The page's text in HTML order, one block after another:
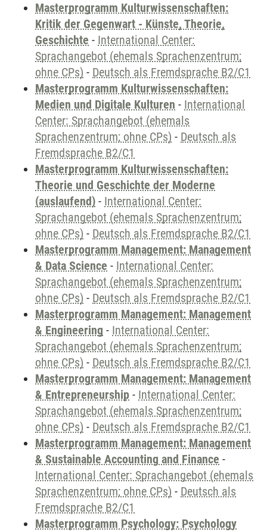
Masterprogramm Kulturwissenschaften:
Kritik der Gegenwart - Künste, Theorie,
Geschichte - International Center:
Sprachangebot (ehemals Sprachenzentrum;
ohne CPs) - Deutsch als Fremdsprache B2/C1
Masterprogramm Kulturwissenschaften:
Medien und Digitale Kulturen - International
Center: Sprachangebot (ehemals
Sprachenzentrum; ohne CPs) - Deutsch als
Fremdsprache B2/C1
Masterprogramm Kulturwissenschaften:
Theorie und Geschichte der Moderne
(auslaufend) - International Center:
Sprachangebot (ehemals Sprachenzentrum;
ohne CPs) - Deutsch als Fremdsprache B2/C1
Masterprogramm Management: Management
& Data Science - International Center:
Sprachangebot (ehemals Sprachenzentrum;
ohne CPs) - Deutsch als Fremdsprache B2/C1
Masterprogramm Management: Management
& Engineering - International Center:
Sprachangebot (ehemals Sprachenzentrum;
ohne CPs) - Deutsch als Fremdsprache B2/C1
Masterprogramm Management: Management
& Entrepreneurship - International Center:
Sprachangebot (ehemals Sprachenzentrum;
ohne CPs) - Deutsch als Fremdsprache B2/C1
Masterprogramm Management: Management
& Sustainable Accounting and Finance -
International Center: Sprachangebot (ehemals
Sprachenzentrum; ohne CPs) - Deutsch als
Fremdsprache B2/C1
Masterprogramm Psychology: Psychology